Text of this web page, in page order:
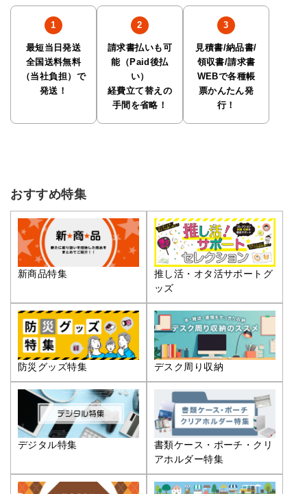
最短当日発送
全国送料無料
（当社負担）で
発送！
請求書払いも可
能（Paid後払
い）
経費立て替えの
手間を省略！
見積書/納品書/
領収書/請求書
WEBで各種帳
票かんたん発
行！
おすすめ特集
新商品特集
推し活・オタ活サポートグ
ッズ
防災グッズ特集 デスク周り収納
デジタル特集
書類ケース・ポーチ・クリ
アホルダー特集